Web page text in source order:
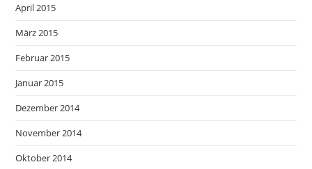
April 2015
März 2015
Februar 2015
Januar 2015
Dezember 2014
November 2014
Oktober 2014